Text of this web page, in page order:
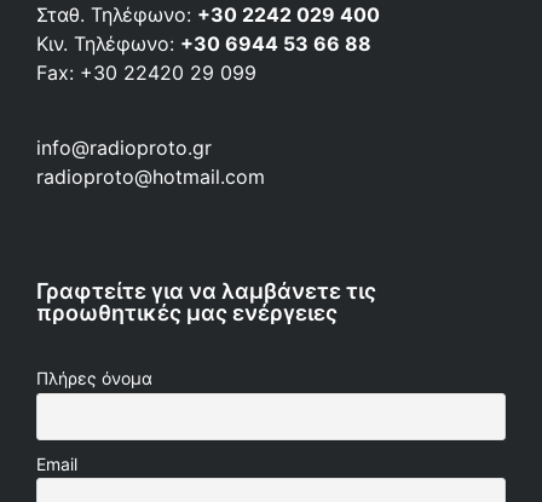
Σταθ. Τηλέφωνο: +30 2242 029 400
Κιν. Τηλέφωνο: +30 6944 53 66 88
Fax: +30 22420 29 099
info@radioproto.gr
radioproto@hotmail.com
Γραφτείτε για να λαμβάνετε τις
προωθητικές μας ενέργειες
Πλήρες όνομα
Email